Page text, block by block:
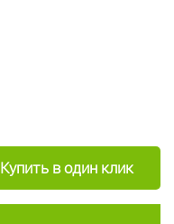
Купить в один клик